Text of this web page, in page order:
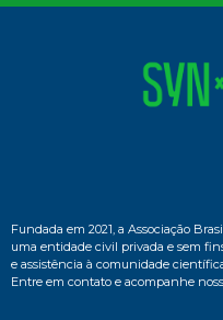
Fundada em 2021, a Associação
uma entidade civil privada e sem
e assistência à comunidade
Entre em contato e acompanhe